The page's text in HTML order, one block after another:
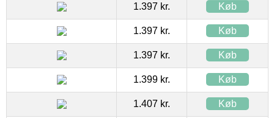
1.397 kr. Køb
1.397 kr. Køb
1.397 kr. Køb
1.399 kr. Køb
1.407 kr. Køb